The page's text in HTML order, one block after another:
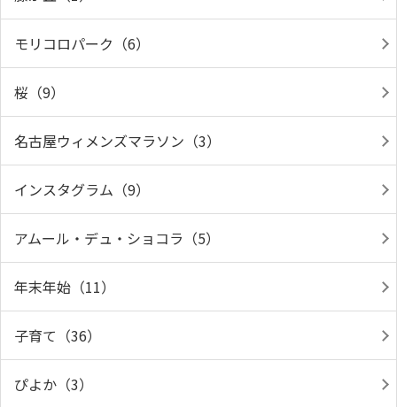
モリコロパーク（6）
桜（9）
名古屋ウィメンズマラソン（3）
インスタグラム（9）
アムール・デュ・ショコラ（5）
年末年始（11）
子育て（36）
ぴよか（3）